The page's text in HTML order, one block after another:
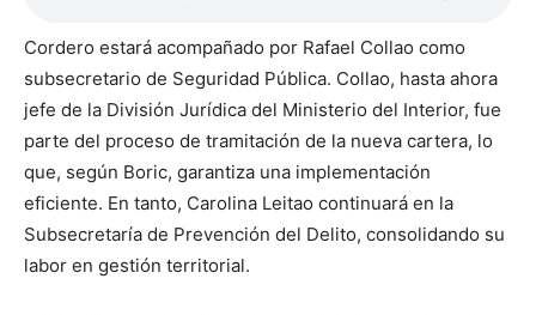
Cordero estará acompañado por Rafael Collao como
subsecretario de Seguridad Pública. Collao, hasta ahora
jefe de la División Jurídica del Ministerio del Interior, fue
parte del proceso de tramitación de la nueva cartera, lo
que, según Boric, garantiza una implementación
eficiente. En tanto, Carolina Leitao continuará en la
Subsecretaría de Prevención del Delito, consolidando su
labor en gestión territorial.